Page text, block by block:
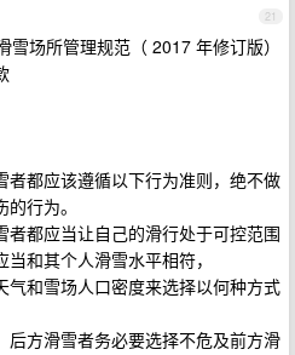
21
雪场所管理规范（ 2017 年修订版）
者都应该遵循以下行为准则，绝不做
行为。
者都应当让自己的滑行处于可控范围
和其个人滑雪水平相符，
气和雪场人口密度来选择以何种方式
后方滑雪者务必要选择不危及前方滑